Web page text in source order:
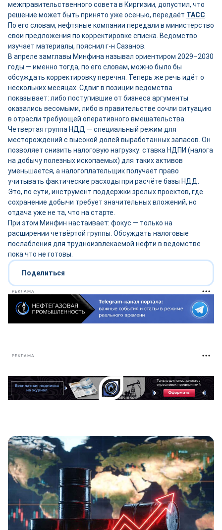
межправительственного совета в Киргизии, допустил, что
решение может быть принято уже осенью, передаёт ТАСС
По его словам, нефтяные компании передали в министерство
свои предложения по корректировке списка. Ведомство
изучает материалы, пояснил г-н Сазанов.
В апреле замглавы Минфина называл ориентиром 2029–2030
годы — именно тогда, по его словам, можно было бы
обсуждать корректировку перечня. Теперь же речь идёт о
нескольких месяцах. Сдвиг в позиции ведомства
показывает: либо поступившие от бизнеса аргументы
оказались весомыми, либо в правительстве сочли ситуацию
в отрасли требующей оперативного вмешательства.
Четвертая группа НДД — специальный режим для
месторождений с высокой долей выработанных запасов. Он
позволяет снизить налоговую нагрузку: ставка НДПИ (налога
на добычу полезных ископаемых) для таких активов
уменьшается, а налогоплательщик получает право
учитывать фактические расходы при расчёте базы НДД.
Это, по сути, инструмент поддержки зрелых проектов, где
сохранение добычи требует значительных вложений, но
отдача уже не та, что на старте.
При этом Минфин настаивает: фокус — только на
расширении четвёртой группы. Обсуждать налоговые
послабления для трудноизвлекаемой нефти в ведомстве
пока что не готовы.
Поделиться
РЕКЛАМА
РЕКЛАМА